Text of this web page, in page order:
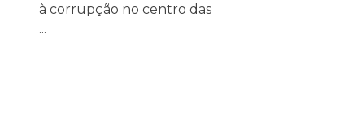
à corrupção no centro das
...